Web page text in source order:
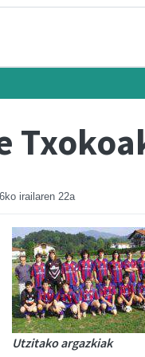
irailaren 22a
Utzitako argazkiak